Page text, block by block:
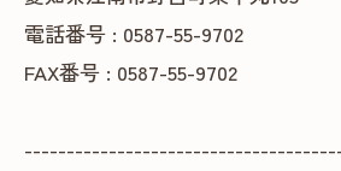
電話番号 : 0587-55-9702
FAX番号 : 0587-55-9702